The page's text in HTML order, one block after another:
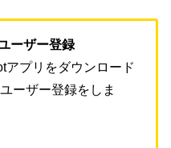
ーザー登録
アプリをダウンロード
ーザー登録をしま